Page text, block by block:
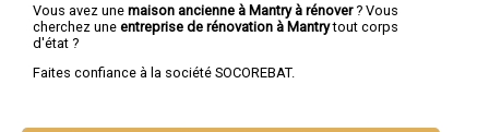
Vous avez une maison ancienne à Mantry à rénover? Vous
cherchez une entreprise de rénovation à Mantrytout corps
d'état ?
Faites confiance à la société SOCOREBAT.